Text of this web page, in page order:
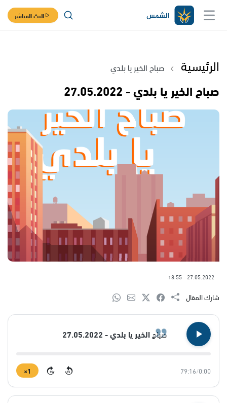
البث المباشر
الرئيسية صباح الخير يا بلدي
صباح الخير يا بلدي - 27.05.2022
27.05.2022
18:55
شارك المقال
صباح الخير يا بلدي - 27.05.2022
0:00
/
79:16
15
15
1×